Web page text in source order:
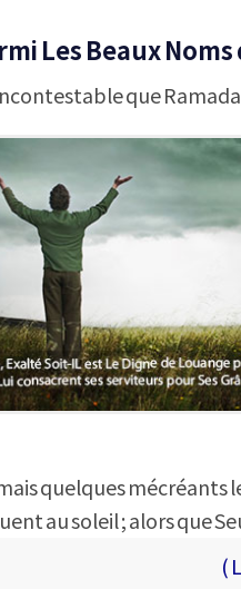
Les Beaux
que
quelques mécréants
au soleil ; alors que
(